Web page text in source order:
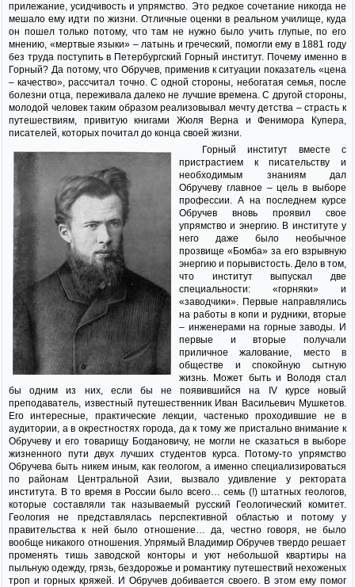
прилежание, усидчивость и упрямство. Это редкое сочетание никогда не
мешало ему идти по жизни. Отличные оценки в реальном училище, куда
он пошел только потому, что там не нужно было учить глупые, по его
мнению, «мертвые языки» – латынь и греческий, помогли ему в 1881 году
без труда поступить в Петербургский Горный институт. Почему именно в
Горный? Да потому, что Обручев, применив к ситуации показатель «цена
– качество», рассчитал точно. С одной стороны, небогатая семья, после
болезни отца, переживала далеко не лучшие времена. С другой стороны,
молодой человек таким образом реализовывал мечту детства – страсть к
путешествиям, привитую книгами Жюля Верна и Фенимора Купера,
писателей, которых почитал до конца своей жизни.
Горный институт вместе с
пристрастием к писательству и
необходимым знаниям дал
Обручеву главное – цель в выборе
профессии. А на последнем курсе
Обручев вновь проявил свое
упрямство и энергию. В институте у
него даже было необычное
прозвище «Бомба» за его взрывную
энергию и порывистость. Дело в том,
что институт выпускал две
специальности: «горняки» и
«заводчики». Первые направлялись
на работы в копи и рудники, вторые
– инженерами на горные заводы. И
первые и вторые получали
приличное жалование, место в
обществе и спокойную сытную
жизнь. Может быть и Володя стал
бы одним из них, если бы не появившийся на IV курсе новый
преподаватель, известный путешественник Иван Васильевич Мушкетов.
Его интересные, практические лекции, частенько проходившие не в
аудитории, а в окрестностях города, да к тому же пристально внимание к
Обручеву и его товарищу Богдановичу, не могли не сказаться в выборе
жизненного пути двух лучших студентов курса. Потому-то упрямство
Обручева быть никем иным, как геологом, а именно специализироваться
по районам Центральной Азии, вызвало удивление у ректората
института. В то время в России было всего… семь (!) штатных геологов,
которые составляли так называемый русский Геологический комитет.
Геология не представлялась перспективной областью и потому у
правительства к ней было отношение… да, честно говоря, не было
вообще никакого отношения. Упрямый Владимир Обручев твердо решает
променять тишь заводской конторы и уют небольшой квартиры на
пыльную одежду, грязь, бездорожье и романтику путешествий нехоженых
троп и горных кряжей. И Обручев добивается своего. В этом ему помог